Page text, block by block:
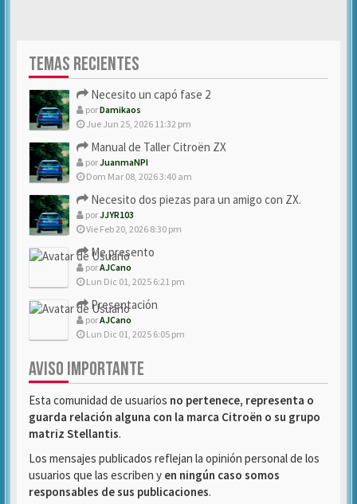
TEMAS RECIENTES
Necesito un capó fase 2
porDamikaos
Jue Jun 25, 2026 11:32 pm
Manual de Taller Citroën ZX
porJuanmaNPI
Dom Mar 08, 2026 3:40 am
Necesito dos piezas para un amigo con ZX.
porJJYR103
Vie Feb 20, 2026 8:30 pm
Me presento
porAJCano
Lun Dic 01, 2025 6:21 pm
Presentación
porAJCano
Lun Dic 01, 2025 6:05 pm
AVISO IMPORTANTE
Esta comunidad de usuarios no pertenece, representa o
guarda relación alguna con la marca Citroën o su grupo
matriz Stellantis.
Los mensajes publicados reflejan la opinión personal de los
usuarios que las escriben y en ningún caso somos
responsables de sus publicaciones.